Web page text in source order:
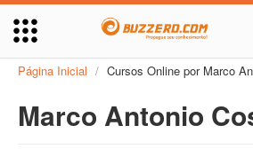
Página Inicial / Cursos Online por Marco
Marco Antonio